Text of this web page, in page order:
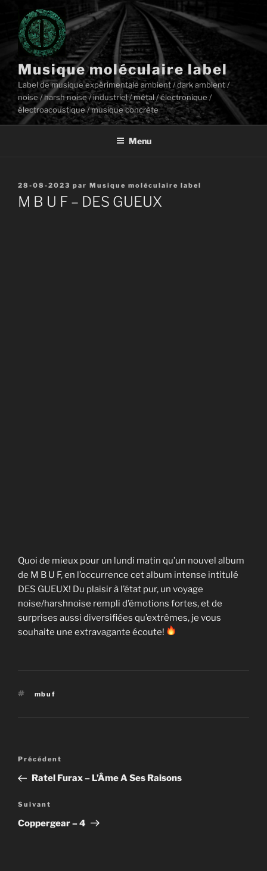
contenu
principal
Musique moléculaire label
Label de musique expérimentale ambient / dark ambient /
noise / harsh noise / industriel / métal / électronique /
électroacoustique / musique concrète
Menu
Publié
le
28-08-2023 par Musique moléculaire label
M B U F – DES GUEUX
Quoi de mieux pour un lundi matin qu’un nouvel album
de M B U F, en l’occurrence cet album intense intitulé
DES GUEUX! Du plaisir à l’état pur, un voyage
noise/harshnoise rempli d’émotions fortes, et de
surprises aussi diversifiées qu’extrêmes, je vous
souhaite une extravagante écoute!
Étiquettes
mbuf
l’article
Article
précédent
Précédent
Ratel Furax – L’​Â​me A Ses Raisons
Article
suivant
Suivant
Coppergear – 4